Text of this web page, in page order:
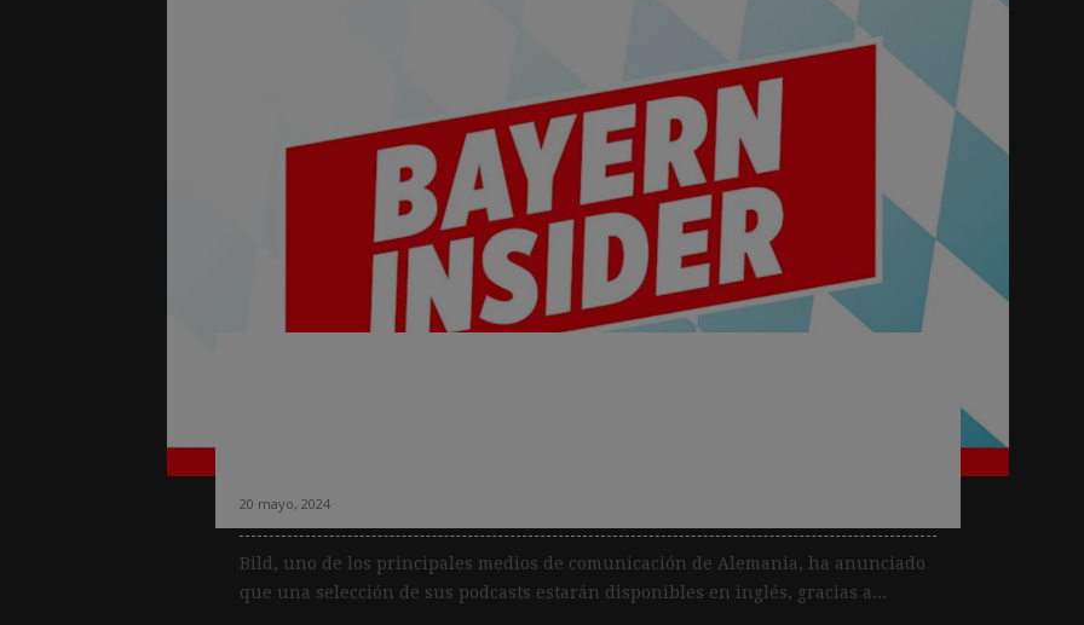
20 mayo, 2024
Bild, uno de los principales medios de comunicación de Alemania, ha anunciado
que una selección de sus podcasts estarán disponibles en inglés, gracias a...